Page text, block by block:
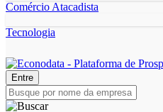
Comércio Atacadista
Tecnologia
Entre